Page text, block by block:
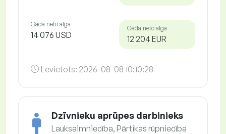
Gada neto alga
14 076 USD
Gada neto alga
12 204 EUR
Levietots: 2026-08-08 10:10:28
Dzīvnieku aprūpes darbinieks
Lauksaimniecība, Pārtikas rūpniecība